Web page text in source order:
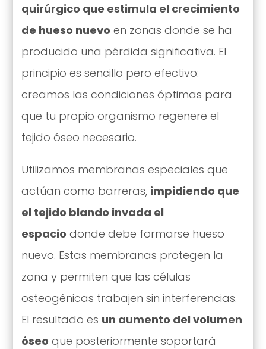
quirúrgico que estimula el crecimiento
de hueso nuevo en zonas donde se ha
producido una pérdida significativa. El
principio es sencillo pero efectivo:
creamos las condiciones óptimas para
que tu propio organismo regenere el
tejido óseo necesario.
Utilizamos membranas especiales que
actúan como barreras, impidiendo que
el tejido blando invada el
espacio donde debe formarse hueso
nuevo. Estas membranas protegen la
zona y permiten que las células
osteogénicas trabajen sin interferencias.
El resultado es un aumento del volumen
óseo que posteriormente soportará